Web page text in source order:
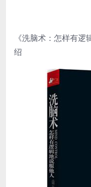
《洗脑术：怎样有
绍